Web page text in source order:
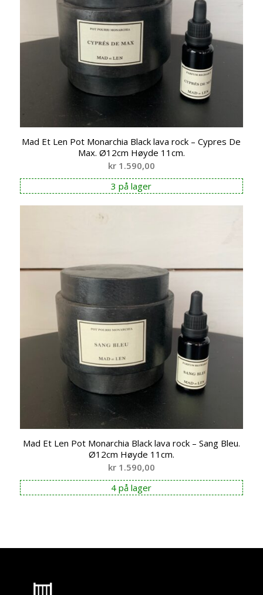
Mad Et Len Pot Monarchia Black lava rock – Cypres De
Max. Ø12cm Høyde 11cm.
kr1.590,00
3 på lager
Mad Et Len Pot Monarchia Black lava rock – Sang Bleu.
Ø12cm Høyde 11cm.
kr1.590,00
4 på lager